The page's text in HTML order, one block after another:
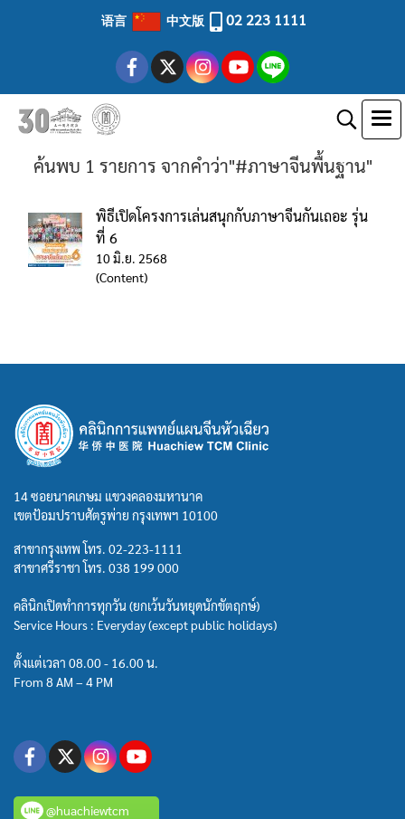
语言 中文版 02 223 1111
ค้นพบ 1 รายการ จากคำว่า"#ภาษาจีนพื้นฐาน"
พิธีเปิดโครงการเล่นสนุกกับภาษาจีนกันเถอะ รุ่น
ที่ 6
10 มิ.ย. 2568
(Content)
14 ซอยนาคเกษม แขวงคลองมหานาค
เขตป้อมปราบศัตรูพ่าย กรุงเทพฯ 10100
สาขากรุงเทพ โทร. 02-223-1111
สาขาศรีราชา โทร. 038 199 000
คลินิกเปิดทำการทุกวัน (ยกเว้นวันหยุดนักขัตฤกษ์)
Service Hours : Everyday (except public holidays)
ตั้งแต่เวลา 08.00 - 16.00 น.
From 8 AM – 4 PM
@huachiewtcm